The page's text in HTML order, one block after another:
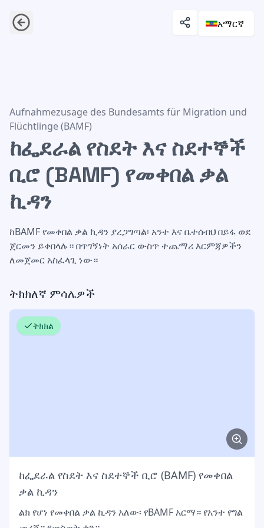
አማርኛ
ከፌደራል የስደት እና ስደተኞች ቢሮ (BAMF) የመቀበል ቃል ኪዳን
Aufnahmezusage des Bundesamts für Migration und
Flüchtlinge (BAMF)
ከፌደራል የስደት እና ስደተኞች
ቢሮ (BAMF) የመቀበል ቃል
ኪዳን
ከBAMF የመቀበል ቃል ኪዳን ያረጋግጣል፡ አንተ እና ቤተሰብህ በይፋ ወደ
ጀርመን ይቀበላሉ። በጥገኝነት አሰራር ውስጥ ተጨማሪ እርምጃዎችን
ለመጀመር አስፈላጊ ነው።
ትክክለኛ ምሳሌዎች
ትክክል
ከፌደራል የስደት እና ስደተኞች ቢሮ (BAMF) የመቀበል
ቃል ኪዳን
ልክ የሆነ የመቀበል ቃል ኪዳን አለው፡ የBAMF አርማ። የአንተ የግል